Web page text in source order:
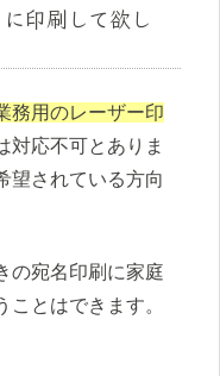
印刷して欲し
務用のレーザー印
対応不可とありま
望されている方向
の宛名印刷に家庭
とはできます。